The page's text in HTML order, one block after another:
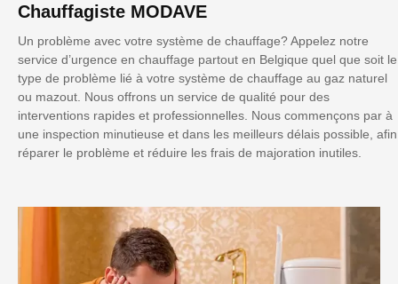
Chauffagiste MODAVE
Un problème avec votre système de chauffage? Appelez notre
service d’urgence en chauffage partout en Belgique quel que soit le
type de problème lié à votre système de chauffage au gaz naturel
ou mazout. Nous offrons un service de qualité pour des
interventions rapides et professionnelles. Nous commençons par à
une inspection minutieuse et dans les meilleurs délais possible, afin
réparer le problème et réduire les frais de majoration inutiles.